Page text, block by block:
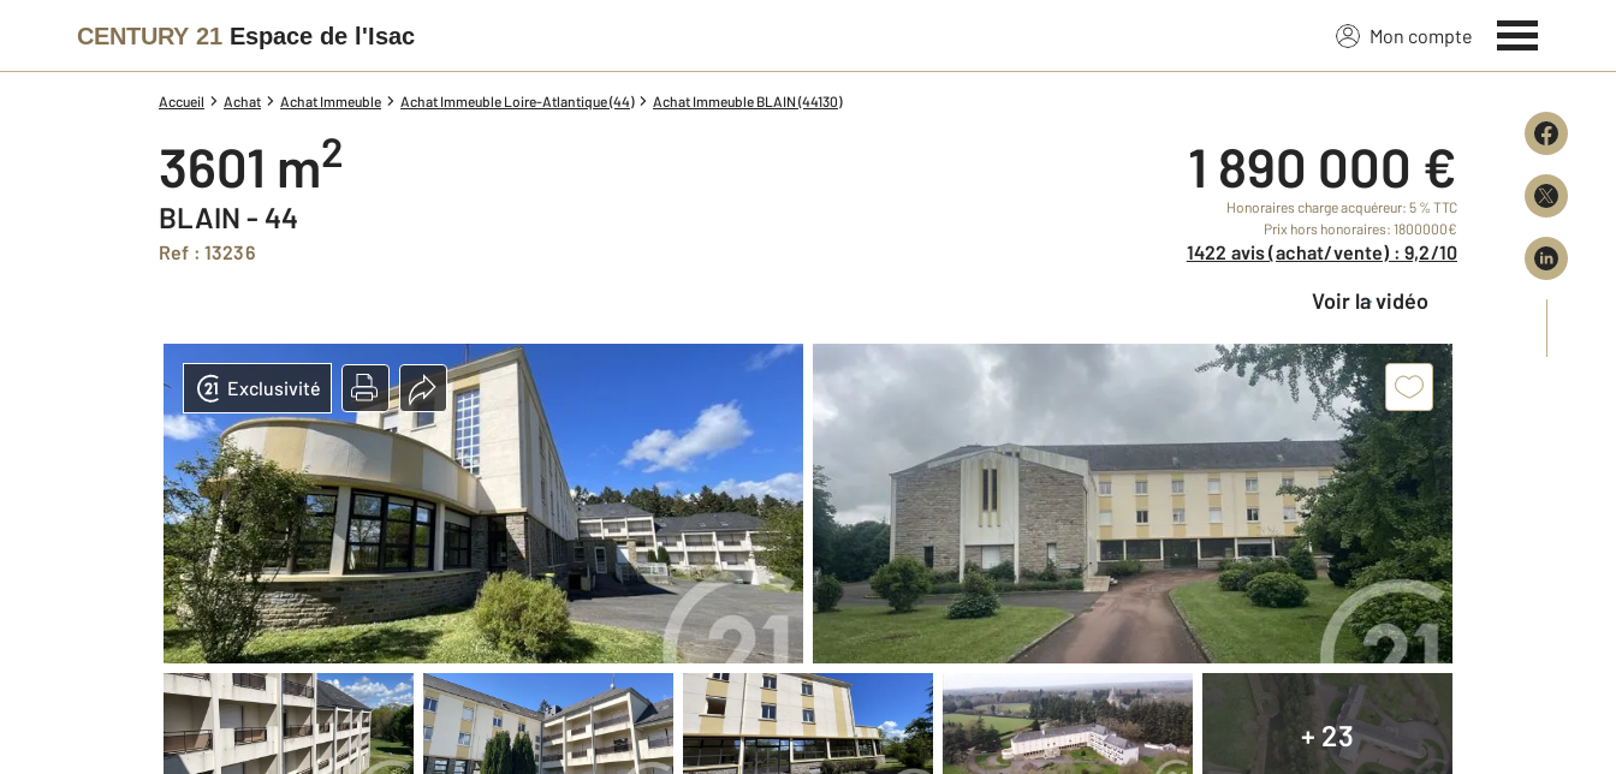
CENTURY 21 Espace de l'Isac Mon compte
Accueil Achat Achat Immeuble Achat Immeuble Loire-Atlantique (44) Achat Immeuble BLAIN (44130)
3601 m2
BLAIN - 44
Ref : 13236
1 890 000 €
Honoraires charge acquéreur: 5 % TTC
Prix hors honoraires: 1800000€
1422 avis (achat/vente) : 9,2/10
Voir la vidéo
+ 23
Exclusivité